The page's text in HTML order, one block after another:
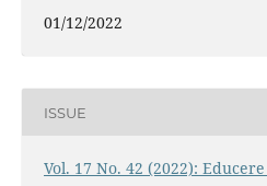
01/12/2022
ISSUE
Vol. 17 No. 42 (2022):